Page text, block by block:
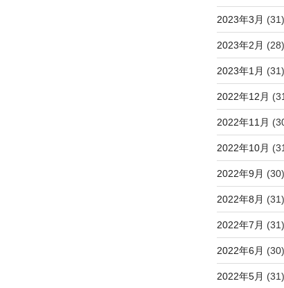
2023年3月 (31)
2023年2月 (28)
2023年1月 (31)
2022年12月
2022年11月
2022年10月
2022年9月 (30)
2022年8月 (31)
2022年7月 (31)
2022年6月 (30)
2022年5月 (31)